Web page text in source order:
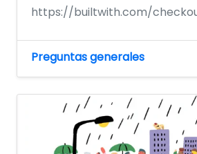
https://builtwith.com/
Preguntas generales